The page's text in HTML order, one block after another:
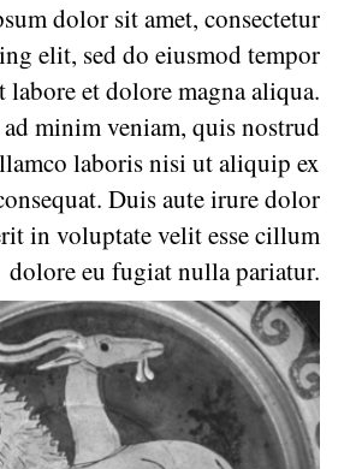
dolor sit amet, consectetur
elit, sed do eiusmod tempor
et dolore magna aliqua.
minim veniam, quis nostrud
laboris nisi ut aliquip ex
Duis aute irure dolor
in voluptate velit esse cillum
dolore eu fugiat nulla pariatur.